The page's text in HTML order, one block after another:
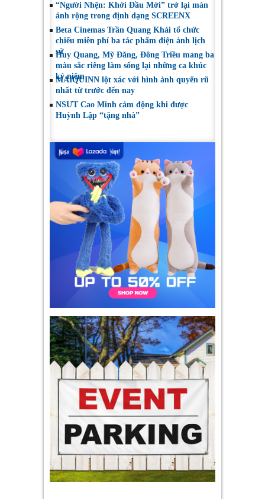
“Người Nhện: Khởi Đầu Mới” trở lại màn
ảnh rộng trong định dạng SCREENX
Beta Cinemas Trần Quang Khải tổ chức
chiếu miễn phí ba tác phẩm điện ảnh lịch
sử
Huy Quang, Mỹ Đăng, Đông Triều mang ba
màu sắc riêng làm sống lại những ca khúc
kỷ niệm
MAIQUINN lột xác với hình ảnh quyến rũ
nhất từ trước đến nay
NSƯT Cao Minh cảm động khi được
Huỳnh Lập “tặng nhà”